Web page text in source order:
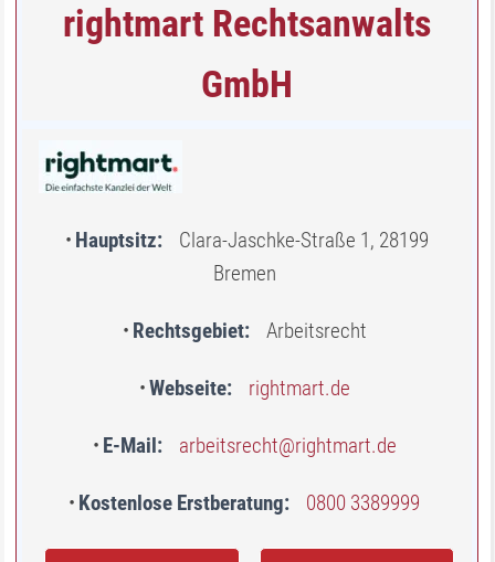
rightmart Rechtsanwalts
GmbH
Hauptsitz
Clara-Jaschke-Straße 1, 28199
Bremen
Rechtsgebiet Arbeitsrecht
Webseite rightmart.de
E-Mail arbeitsrecht@rightmart.de
Kostenlose Erstberatung 0800 3389999